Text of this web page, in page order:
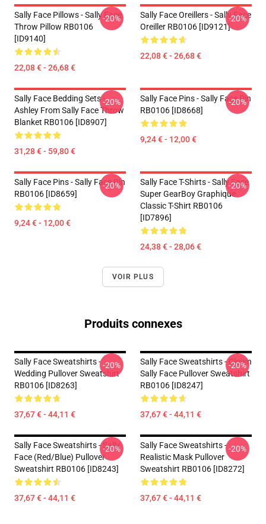
Sally Face Pillows - Sally Face.
Throw Pillow RB0106
[ID9140]
22,08 € - 26,68 €
-20%
Sally Face Oreillers - Sally Face
Oreiller RB0106 [ID9121]
22,08 € - 26,68 €
-20%
Sally Face Bedding Sets -
Ashley From Sally Face Throw
Blanket RB0106 [ID8907]
31,28 € - 59,80 €
-20%
Sally Face Pins - Sally Face Pin
RB0106 [ID8668]
9,24 € - 12,00 €
-20%
Sally Face Pins - Sally Face Pin
RB0106 [ID8659]
9,24 € - 12,00 €
-20%
Sally Face T-Shirts - Sally Face
Super GearBoy Graphique
Classic T-Shirt RB0106
[ID7896]
24,38 € - 28,06 €
-20%
VOIR PLUS
Produits connexes
Sally Face Sweatshirts -
Wedding Pullover Sweatshirt
RB0106 [ID8263]
37,67 € - 44,11 €
-20%
Sally Face Sweatshirts - Clown
Sally Face Pullover Sweatshirt
RB0106 [ID8247]
37,67 € - 44,11 €
-20%
Sally Face Sweatshirts - Sally
Face (red/blue) Pullover
Sweatshirt RB0106 [ID8243]
37,67 € - 44,11 €
-20%
Sally Face Sweatshirts -
Realistic Mask Pullover
Sweatshirt RB0106 [ID8272]
37,67 € - 44,11 €
-20%